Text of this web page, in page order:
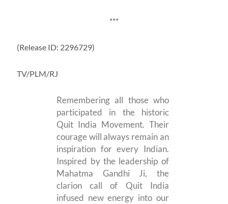
***
(Release ID: 2296729)
TV/PLM/RJ
Remembering all those who
participated in the historic
Quit India Movement. Their
courage will always remain an
inspiration for every Indian.
Inspired by the leadership of
Mahatma Gandhi Ji, the
clarion call of Quit India
infused new energy into our